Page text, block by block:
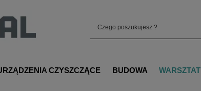
CZYSZCZĄCE BUDOWA WARSZTAT